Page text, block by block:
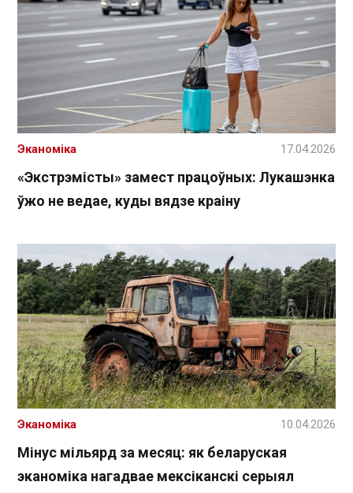
«Экстрэмісты» замест працоўных: Лукашэнка
ўжо не ведае, куды вядзе краіну
Эканоміка 17.04.2026
Мінус мільярд за месяц: як беларуская
эканоміка нагадвае мексіканскі серыял
Эканоміка 10.04.2026